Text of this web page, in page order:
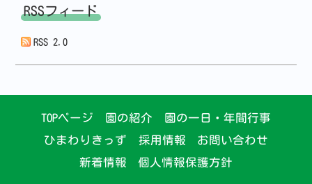
RSSフィード
RSS 2.0
TOPページ 園の紹介
園の一日・年間行事
ひまわりきっず
採用情報
お問い合わせ
新着情報
個人情報保護方針